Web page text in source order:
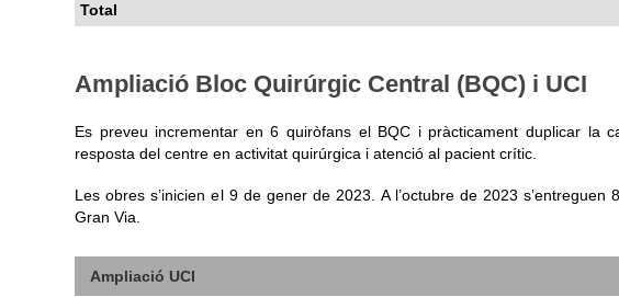
Total
Ampliació Bloc Quirúrgic Central (BQC) i UCI
Es preveu incrementar en 6 quiròfans el BQC i pràcticament duplicar la
resposta del centre en activitat quirúrgica i atenció al pacient crític.
Les obres s’inicien el 9 de gener de 2023. A l’octubre de 2023
Gran Via.
Ampliació UCI